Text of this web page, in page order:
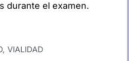
durante el examen.
, VIALIDAD